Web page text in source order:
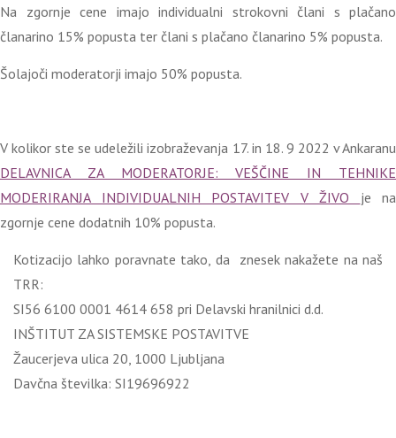
Na zgornje cene imajo individualni strokovni člani s plačano
članarino 15% popusta ter člani s plačano članarino 5% popusta.
Šolajoči moderatorji imajo 50% popusta.
V kolikor ste se udeležili izobraževanja 17. in 18. 9 2022 v Ankaranu
DELAVNICAZA MODERATORJE: VEŠČINE IN TEHNIKE
MODERIRANJA INDIVIDUALNIH POSTAVITEV V ŽIVO je na
zgornje cene dodatnih 10% popusta.
Kotizacijo lahko poravnate tako, da znesek nakažete na naš
TRR:
SI56 6100 0001 4614 658 pri Delavski hranilnici d.d.
INŠTITUT ZA SISTEMSKE POSTAVITVE
Žaucerjeva ulica 20, 1000 Ljubljana
Davčna številka: SI19696922